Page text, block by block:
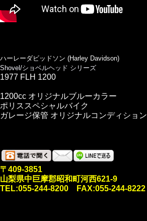
ハーレーダビッドソン (Harley Davidson)
Shovel/ショベルヘッド シリーズ
1977 FLH 1200
1200cc オリジナルブルーカラー
ポリススペシャルバイク
ガレージ保管 オリジナルコンディション
〒409-3851
山梨県中巨摩郡昭和町河西621-9
TEL:055-244-8200 FAX:055-244-8222